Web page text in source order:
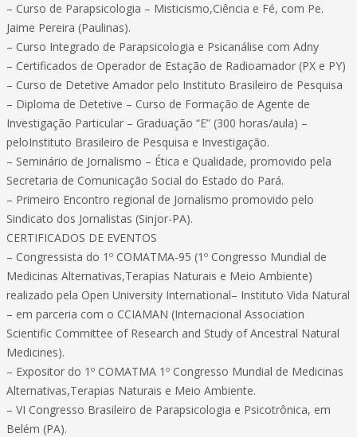
– Curso de Parapsicologia – Misticismo,Ciência e Fé, com Pe.
Jaime Pereira (Paulinas).
– Curso Integrado de Parapsicologia e Psicanálise com Adny
– Certificados de Operador de Estação de Radioamador (PX e PY)
– Curso de Detetive Amador pelo Instituto Brasileiro de Pesquisa
– Diploma de Detetive – Curso de Formação de Agente de
Investigação Particular – Graduação “E” (300 horas/aula) –
peloInstituto Brasileiro de Pesquisa e Investigação.
– Seminário de Jornalismo – Ética e Qualidade, promovido pela
Secretaria de Comunicação Social do Estado do Pará.
– Primeiro Encontro regional de Jornalismo promovido pelo
Sindicato dos Jornalistas (Sinjor-PA).
CERTIFICADOS DE EVENTOS
– Congressista do 1º COMATMA-95 (1º Congresso Mundial de
Medicinas Alternativas,Terapias Naturais e Meio Ambiente)
realizado pela Open University International– Instituto Vida Natural
– em parceria com o CCIAMAN (Internacional Association
Scientific Committee of Research and Study of Ancestral Natural
Medicines).
– Expositor do 1º COMATMA 1º Congresso Mundial de Medicinas
Alternativas,Terapias Naturais e Meio Ambiente.
– VI Congresso Brasileiro de Parapsicologia e Psicotrônica, em
Belém (PA).